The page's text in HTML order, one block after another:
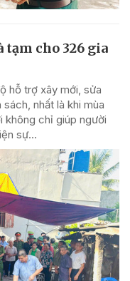
cho 326 gia
hỗ trợ xây mới, sửa
nhất là khi mùa
không chỉ giúp người
sự...